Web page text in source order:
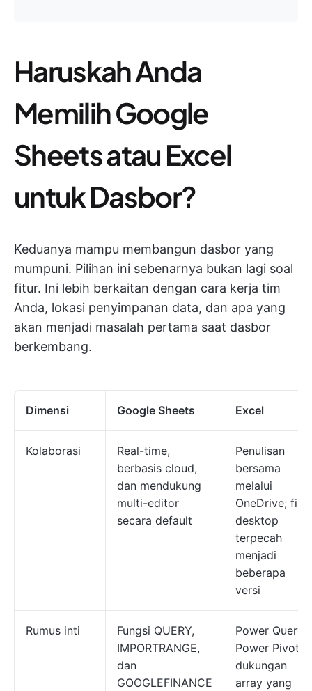
Haruskah Anda
Memilih Google
Sheets atau Excel
untuk Dasbor?
Keduanya mampu membangun dasbor yang
mumpuni. Pilihan ini sebenarnya bukan lagi soal
fitur. Ini lebih berkaitan dengan cara kerja tim
Anda, lokasi penyimpanan data, dan apa yang
akan menjadi masalah pertama saat dasbor
berkembang.
Dimensi Google Sheets Excel
Kolaborasi
Real-time,
berbasis cloud,
dan mendukung
multi-editor
secara default
Penulisan
bersama
melalui
OneDrive; file
desktop
terpecah
menjadi
beberapa
versi
Rumus inti
Fungsi QUERY,
IMPORTRANGE,
dan
GOOGLEFINANCE
Power Query,
Power Pivot,
dukungan
array yang